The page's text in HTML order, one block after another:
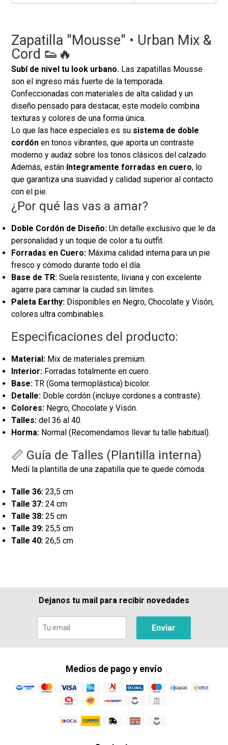
Zapatilla "Mousse" • Urban Mix &
Cord 👟🔥
Subí de nivel tu look urbano. Las zapatillas Mousse
son el ingreso más fuerte de la temporada.
Confeccionadas con materiales de alta calidad y un
diseño pensado para destacar, este modelo combina
texturas y colores de una forma única.
Lo que las hace especiales es su sistema de doble
cordón en tonos vibrantes, que aporta un contraste
moderno y audaz sobre los tonos clásicos del calzado.
Además, están íntegramente forradas en cuero, lo
que garantiza una suavidad y calidad superior al contacto
con el pie.
¿Por qué las vas a amar?
Doble Cordón de Diseño: Un detalle exclusivo que le da
personalidad y un toque de color a tu outfit.
Forradas en Cuero: Máxima calidad interna para un pie
fresco y cómodo durante todo el día.
Base de TR: Suela resistente, liviana y con excelente
agarre para caminar la ciudad sin límites.
Paleta Earthy: Disponibles en Negro, Chocolate y Visón,
colores ultra combinables.
Especificaciones del producto:
Material: Mix de materiales premium.
Interior: Forradas totalmente en cuero.
Base: TR (Goma termoplástica) bicolor.
Detalle: Doble cordón (incluye cordones a contraste).
Colores: Negro, Chocolate y Visón.
Talles: del 36 al 40.
Horma: Normal (Recomendamos llevar tu talle habitual).
📏 Guía de Talles (Plantilla interna)
Medí la plantilla de una zapatilla que te quede cómoda:
Talle 36: 23,5 cm
Talle 37: 24 cm
Talle 38: 25 cm
Talle 39: 25,5 cm
Talle 40: 26,5 cm
Dejanos tu mail para recibir novedades
Enviar
Medios de pago y envío